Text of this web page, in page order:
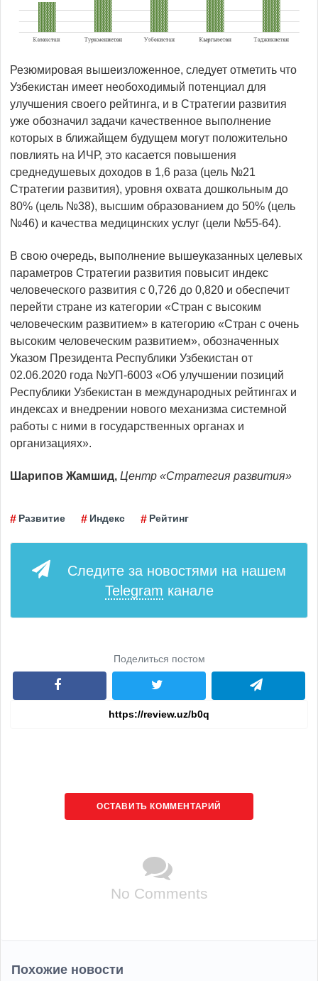
Резюмировая вышеизложенное, следует отметить что
Узбекистан имеет необоходимый потенциал для
улучшения своего рейтинга, и в Стратегии развития
уже обозначил задачи качественное выполнение
которых в ближайщем будущем могут положительно
повлиять на ИЧР, это касается повышения
среднедушевых доходов в 1,6 раза (цель №21
Стратегии развития), уровня охвата дошкольным до
80% (цель №38), высшим образованием до 50% (цель
№46) и качества медицинских услуг (цели №55-64).
В свою очередь, выполнение вышеуказанных целевых
параметров Стратегии развития повысит индекс
человеческого развития с 0,726 до 0,820 и обеспечит
перейти стране из категории «Стран с высоким
человеческим развитием» в категорию «Стран с очень
высоким человеческим развитием», обозначенных
Указом Президента Республики Узбекистан от
02.06.2020 года №УП-6003 «Об улучшении позиций
Республики Узбекистан в международных рейтингах и
индексах и внедрении нового механизма системной
работы с ними в государственных органах и
организациях».
Шарипов Жамшид, Центр «Стратегия развития»
Развитие Индекс Рейтинг
Следите за новостями на нашем
Telegram канале
Поделиться постом
ОСТАВИТЬ КОММЕНТАРИЙ
No Comments
Похожие новости